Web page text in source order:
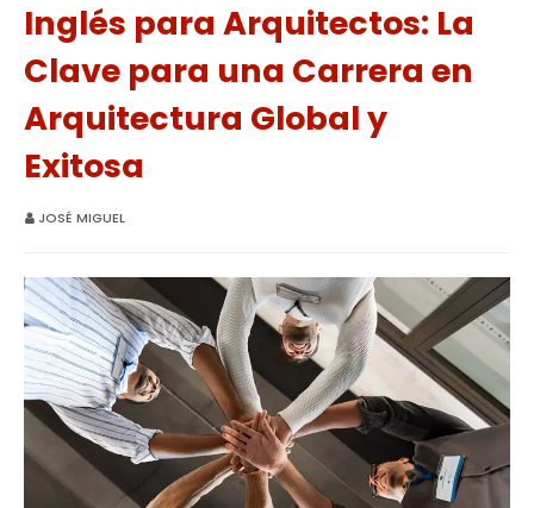
Inglés para Arquitectos: La
Clave para una Carrera en
Arquitectura Global y
Exitosa
JOSÉ MIGUEL